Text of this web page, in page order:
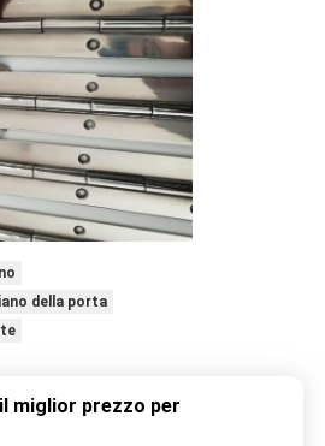
della porta
miglior prezzo per